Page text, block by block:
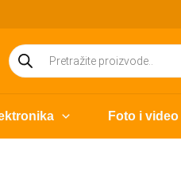
Products
search
Foto i video